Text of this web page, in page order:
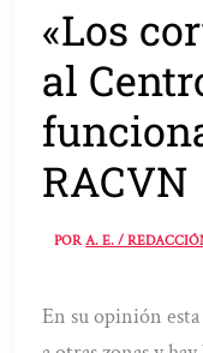
«Los
al
RACVN
PORA. E. /
En su opinión